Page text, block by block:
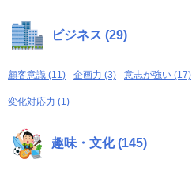
ビジネス (29)
顧客意識 (11) 企画力 (3) 意志が強い (17)
変化対応力 (1)
趣味・文化 (145)